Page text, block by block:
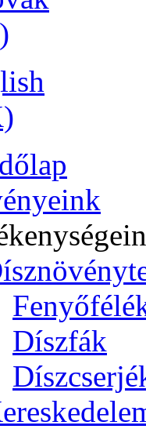
Díszfák